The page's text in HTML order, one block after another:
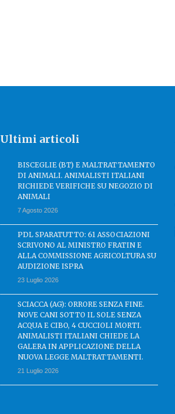
Ultimi articoli
BISCEGLIE (BT) E MALTRATTAMENTO
DI ANIMALI. ANIMALISTI ITALIANI
RICHIEDE VERIFICHE SU NEGOZIO DI
ANIMALI
7 Agosto 2026
PDL SPARATUTTO: 61 ASSOCIAZIONI
SCRIVONO AL MINISTRO FRATIN E
ALLA COMMISSIONE AGRICOLTURA SU
AUDIZIONE ISPRA
23 Luglio 2026
SCIACCA (AG): ORRORE SENZA FINE.
NOVE CANI SOTTO IL SOLE SENZA
ACQUA E CIBO, 4 CUCCIOLI MORTI.
ANIMALISTI ITALIANI CHIEDE LA
GALERA IN APPLICAZIONE DELLA
NUOVA LEGGE MALTRATTAMENTI.
21 Luglio 2026